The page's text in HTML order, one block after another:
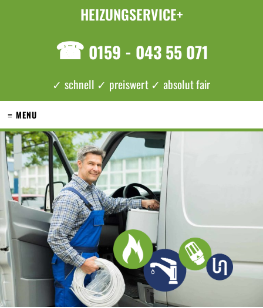
HEIZUNGSERVICE+
☎ 0159 - 043 55 071
✓ schnell ✓ preiswert ✓ absolut fair
≡ MENU